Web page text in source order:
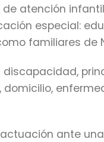
atención
especial:
familiares de
discapacidad,
ante